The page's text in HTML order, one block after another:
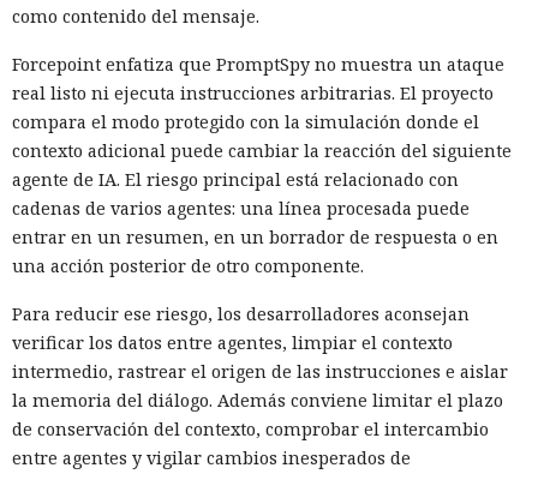
como contenido del mensaje.
Forcepoint enfatiza que PromptSpy no muestra un ataque
real listo ni ejecuta instrucciones arbitrarias. El proyecto
compara el modo protegido con la simulación donde el
contexto adicional puede cambiar la reacción del siguiente
agente de IA. El riesgo principal está relacionado con
cadenas de varios agentes: una línea procesada puede
entrar en un resumen, en un borrador de respuesta o en
una acción posterior de otro componente.
Para reducir ese riesgo, los desarrolladores aconsejan
verificar los datos entre agentes, limpiar el contexto
intermedio, rastrear el origen de las instrucciones e aislar
la memoria del diálogo. Además conviene limitar el plazo
de conservación del contexto, comprobar el intercambio
entre agentes y vigilar cambios inesperados de